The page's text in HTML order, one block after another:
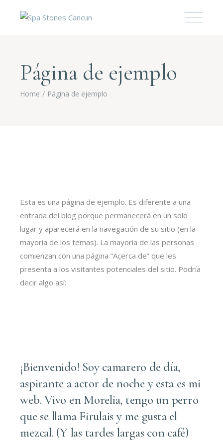
Página de ejemplo
Home Página de ejemplo
Esta es una página de ejemplo. Es diferente a una
entrada del blog porque permanecerá en un solo
lugar y aparecerá en la navegación de su sitio (en la
mayoría de los temas). La mayoría de las personas
comienzan con una página “Acerca de” que les
presenta a los visitantes potenciales del sitio. Podría
decir algo así:
¡Bienvenido! Soy camarero de día,
aspirante a actor de noche y esta es mi
web. Vivo en Morelia, tengo un perro
que se llama Firulais y me gusta el
mezcal. (Y las tardes largas con café)